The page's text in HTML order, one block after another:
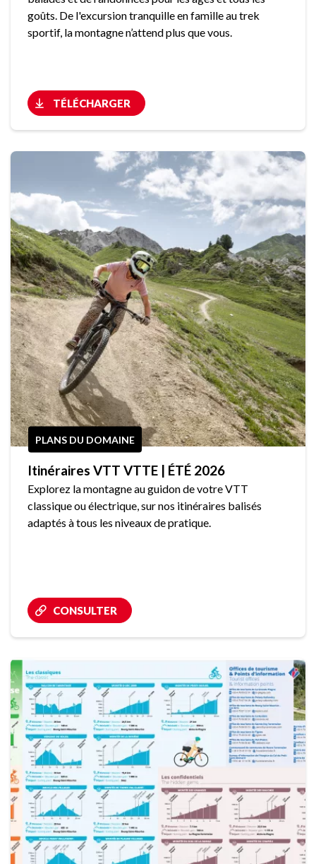
goûts. De l'excursion tranquille en famille au trek
sportif, la montagne n’attend plus que vous.
TÉLÉCHARGER
PLANS DU DOMAINE
Itinéraires VTT VTTE | ÉTÉ 2026
Explorez la montagne au guidon de votre VTT
classique ou électrique, sur nos itinéraires balisés
adaptés à tous les niveaux de pratique.
CONSULTER